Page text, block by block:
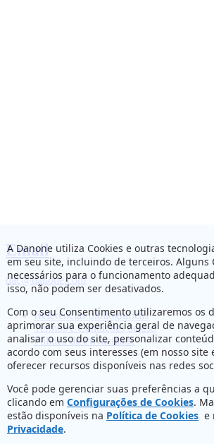
Email
dac@danone.com
Referências bibliográficas
Termos e Condições de uso
Política de Privacidade
A Danone utiliza Cookies e outras
em seu site, incluindo de terceiros. Alguns
necessários para o funcionamento
isso, não podem ser desativados.
Com o seu Consentimento utilizaremos os
aprimorar sua experiência geral de
analisar o uso do site, personalizar
acordo com seus interesses (em nosso site
oferecer recursos disponíveis nas redes
Você pode gerenciar suas preferências a
clicando em Configurações de Cookies.
estão disponíveis na Política de Cookies e
Privacidade.